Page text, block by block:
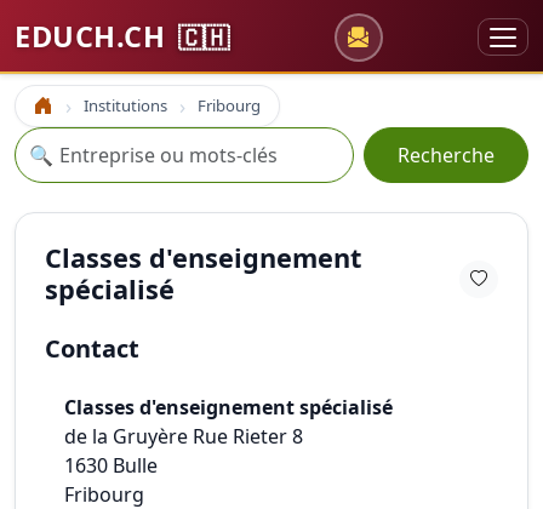
EDUCH.CH 🇨🇭
Accueil Institutions Fribourg
Recherche
🔍 Recherche
Classes d'enseignement
spécialisé
Contact
Classes d'enseignement spécialisé
de la Gruyère Rue Rieter 8
1630 Bulle
Fribourg